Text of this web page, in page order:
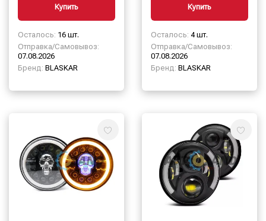
Купить
Осталось: 16 шт.
Отправка/Самовывоз:
07.08.2026
Бренд: BLASKAR
Купить
Осталось: 4 шт.
Отправка/Самовывоз:
07.08.2026
Бренд: BLASKAR